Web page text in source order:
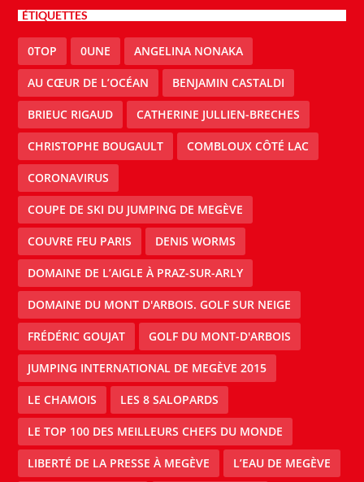
ÉTIQUETTES
0TOP 0UNE ANGELINA NONAKA
AU CŒUR DE L’OCÉAN BENJAMIN CASTALDI
BRIEUC RIGAUD CATHERINE JULLIEN-BRECHES
CHRISTOPHE BOUGAULT COMBLOUX CÔTÉ LAC
CORONAVIRUS
COUPE DE SKI DU JUMPING DE MEGÈVE
COUVRE FEU PARIS DENIS WORMS
DOMAINE DE L’AIGLE À PRAZ-SUR-ARLY
DOMAINE DU MONT D'ARBOIS. GOLF SUR NEIGE
FRÉDÉRIC GOUJAT GOLF DU MONT-D'ARBOIS
JUMPING INTERNATIONAL DE MEGÈVE 2015
LE CHAMOIS LES 8 SALOPARDS
LE TOP 100 DES MEILLEURS CHEFS DU MONDE
LIBERTÉ DE LA PRESSE À MEGÈVE L’EAU DE MEGÈVE